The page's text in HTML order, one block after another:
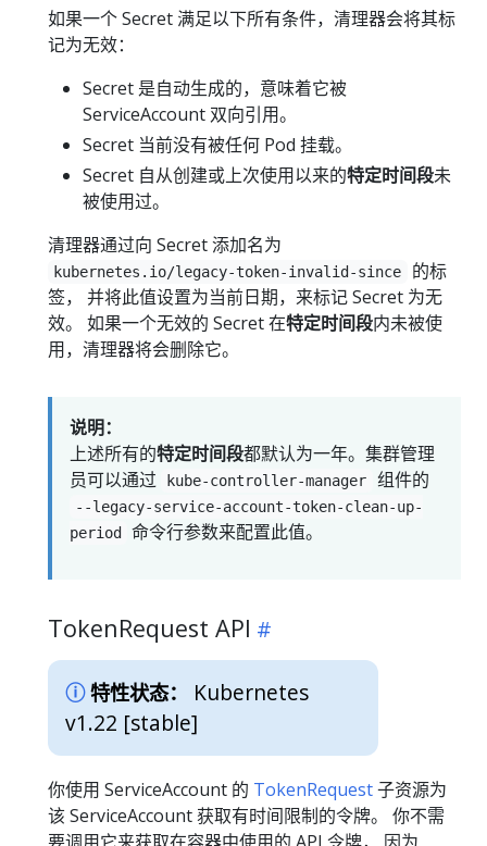
如果一个 Secret 满足以下所有条件，清理器会将其标
记为无效：
Secret 是自动生成的，意味着它被
ServiceAccount 双向引用。
Secret 当前没有被任何 Pod 挂载。
Secret 自从创建或上次使用以来的特定时间段未
被使用过。
清理器通过向 Secret 添加名为
kubernetes.io/legacy-token-invalid-since
的标
签， 并将此值设置为当前日期，来标记 Secret 为无
效。 如果一个无效的 Secret 在特定时间段内未被使
用，清理器将会删除它。
说明：
上述所有的特定时间段都默认为一年。集群管理
员可以通过
kube-controller-manager 组件的
--legacy-service-account-token-clean-up-
period
命令行参数来配置此值。
TokenRequest API
特性状态：
Kubernetes
v1.22 [stable]
你使用 ServiceAccount 的 TokenRequest子资源为
该 ServiceAccount 获取有时间限制的令牌。 你不需